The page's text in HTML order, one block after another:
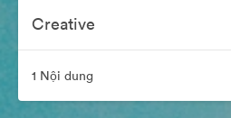
Creative
1 Nội dung